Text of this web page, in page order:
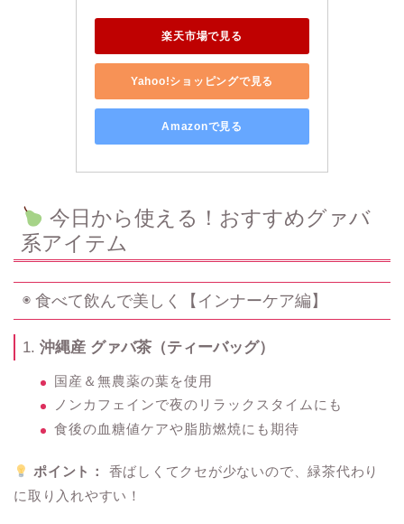
楽天市場で見る
Yahoo!ショッピングで見る
Amazonで見る
今日から使える！おすすめグァバ
系アイテム
◉ 食べて飲んで美しく【インナーケア編】
1. 沖縄産 グァバ茶（ティーバッグ）
国産＆無農薬の葉を使用
ノンカフェインで夜のリラックスタイムにも
食後の血糖値ケアや脂肪燃焼にも期待
ポイント：
香ばしくてクセが少ないので、緑茶代わり
に取り入れやすい！